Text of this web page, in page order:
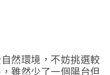
然環境，不妨挑選較
雖然少了一個陽台但